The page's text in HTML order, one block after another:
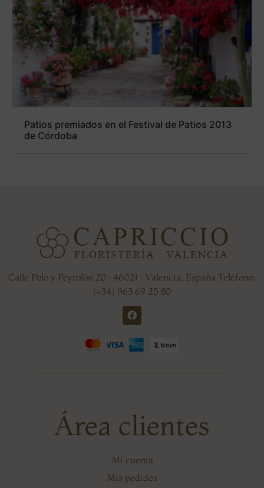
Patios premiados en el Festival de Patios 2013
de Córdoba
Calle Polo y Peyrolón 20 · 46021 · Valencia, España Teléfono:
(+34) 963 69 25 80
Área clientes
Mi cuenta
Mis pedidos